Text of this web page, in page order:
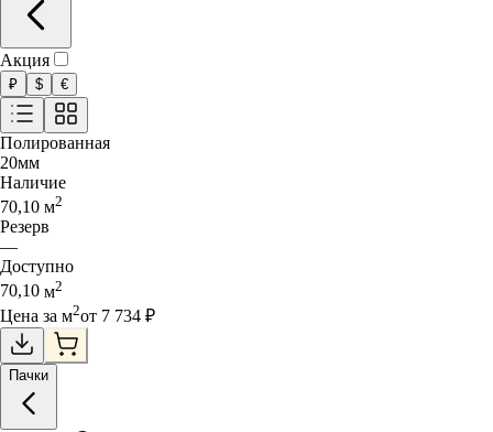
Акция
₽ $ €
Полированная
20мм
Наличие
70,10 м2
Резерв
—
Доступно
70,10 м2
Цена за м2от 7 734 ₽
Пачки